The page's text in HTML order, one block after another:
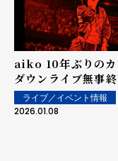
aiko 10年ぶりのカ
ダウンライブ無事終
ライブ／イベント情報
2026.01.08